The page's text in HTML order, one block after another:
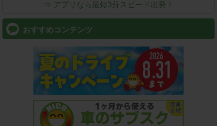
⇒ アプリなら最短3分スピード出発！
おすすめコンテンツ